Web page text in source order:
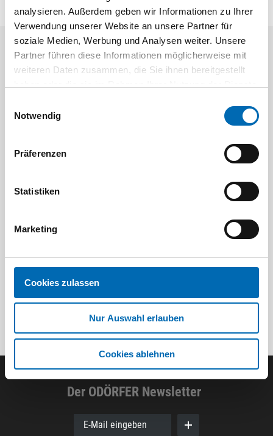
analysieren. Außerdem geben wir Informationen zu Ihrer
Verwendung unserer Website an unsere Partner für
soziale Medien, Werbung und Analysen weiter. Unsere
Partner führen diese Informationen möglicherweise mit
weiteren Daten zusammen, die Sie ihnen bereitgestellt
Notwendig
Präferenzen
Statistiken
Marketing
Cookies zulassen
Nur Auswahl erlauben
Cookies ablehnen
Aktuelle Angebote
SELFCLEAN Filtersack SC FIS-CT Bit-
Artikel-Nr.
Der ODÖRFER Newsletter
E-Mail eingeben